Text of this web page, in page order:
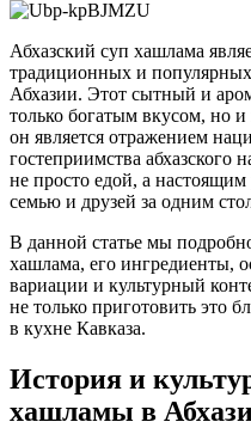
Абхазский суп хашлама
традиционных и
Абхазии. Этот сытный и
только богатым вкусом, но
он является отражением
гостеприимства абхазского
не просто едой, а
семью и друзей за одним
В данной статье мы
хашлама, его ингредиенты,
вариации и культурный
не только приготовить это
в кухне Кавказа.
История и
хашламы в